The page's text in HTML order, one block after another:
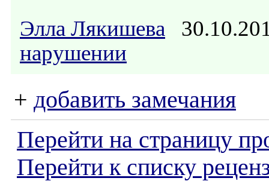
Элла Лякишева
нарушении
+ добавить замечания
Перейти на страницу
Перейти к списку